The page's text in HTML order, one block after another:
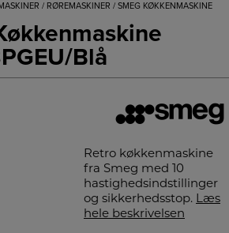
/ RØREMASKINER / SMEG KØKKENMASKINE
Blå
Retro køkkenmaskine
fra Smeg med 10
hastighedsindstillinger
og sikkerhedsstop. Læs
hele beskrivelsen